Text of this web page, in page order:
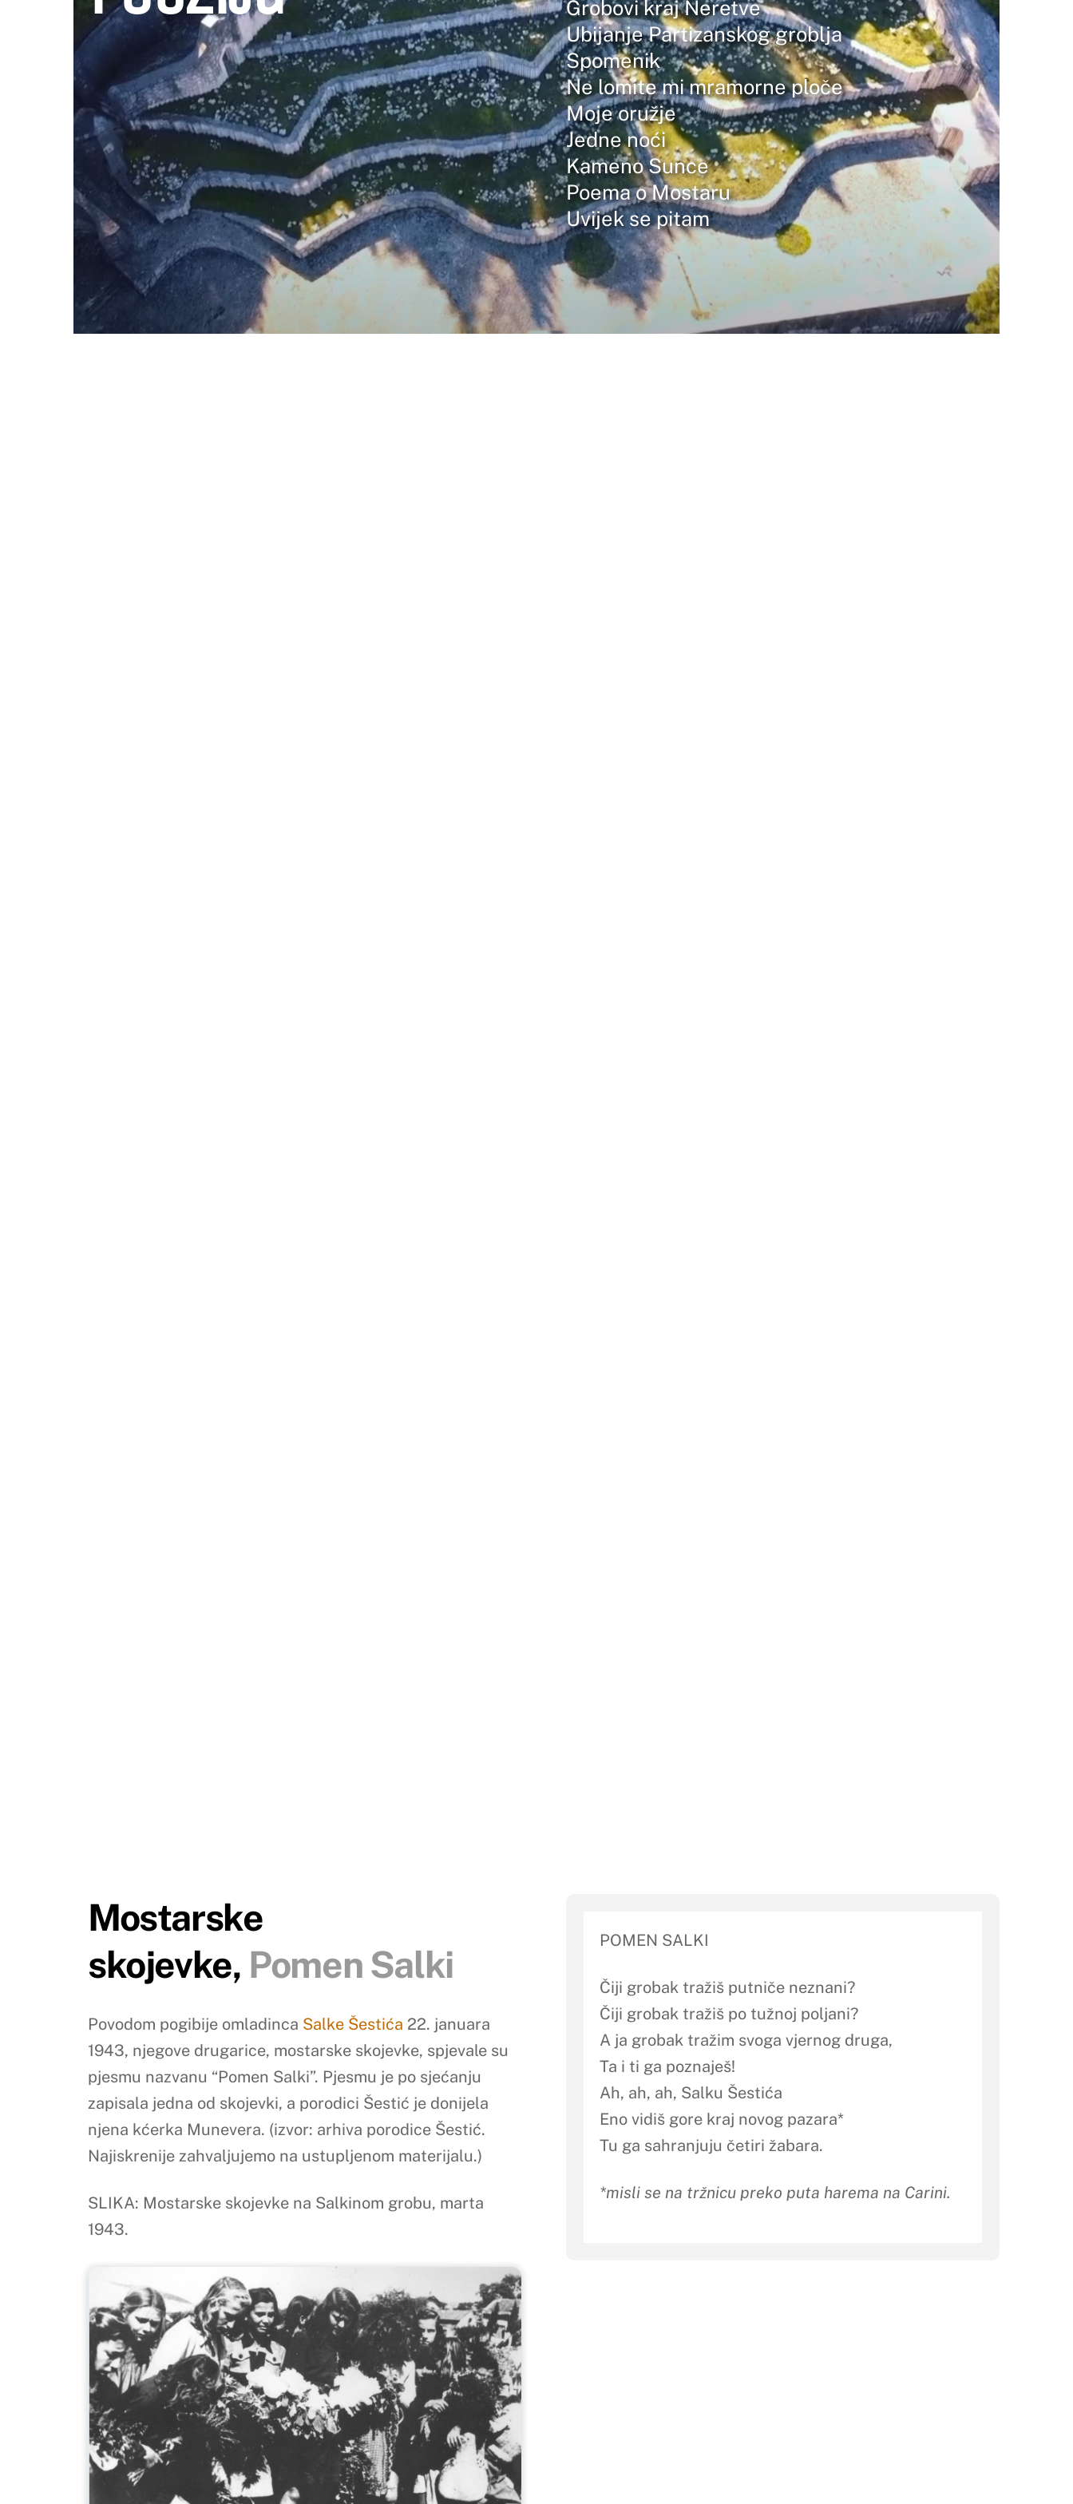
Grobovi kraj Neretve
Ubijanje Partizanskog groblja
Spomenik
Ne lomite mi mramorne ploče
Moje oružje
Jedne noći
Kameno Sunce
Poema o Mostaru
Uvijek se pitam
Mostarske
skojevke, Pomen Salki
Povodom pogibije omladinca Salke Šestića 22. januara
1943, njegove drugarice, mostarske skojevke, spjevale su
pjesmu nazvanu “Pomen Salki”. Pjesmu je po sjećanju
zapisala jedna od skojevki, a porodici Šestić je donijela
njena kćerka Munevera. (izvor: arhiva porodice Šestić.
Najiskrenije zahvaljujemo na ustupljenom materijalu.)
SLIKA: Mostarske skojevke na Salkinom grobu, marta
1943.
POMEN SALKI
Čiji grobak tražiš putniče neznani?
Čiji grobak tražiš po tužnoj poljani?
A ja grobak tražim svoga vjernog druga,
Ta i ti ga poznaješ!
Ah, ah, ah, Salku Šestića
Eno vidiš gore kraj novog pazara*
Tu ga sahranjuju četiri žabara.
*misli se na tržnicu preko puta harema na Carini.